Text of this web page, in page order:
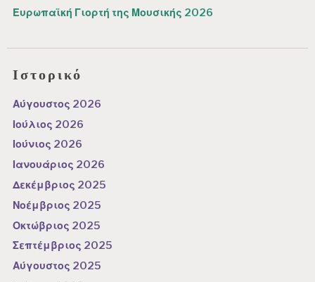
Ευρωπαϊκή Γιορτή της Μουσικής 2026
Ιστορικό
Αύγουστος 2026
Ιούλιος 2026
Ιούνιος 2026
Ιανουάριος 2026
Δεκέμβριος 2025
Νοέμβριος 2025
Οκτώβριος 2025
Σεπτέμβριος 2025
Αύγουστος 2025